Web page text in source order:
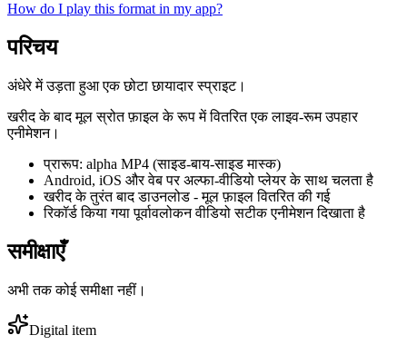
How do I play this format in my app?
परिचय
अंधेरे में उड़ता हुआ एक छोटा छायादार स्प्राइट।
खरीद के बाद मूल स्रोत फ़ाइल के रूप में वितरित एक लाइव-रूम उपहार
एनीमेशन।
प्रारूप: alpha MP4 (साइड-बाय-साइड मास्क)
Android, iOS और वेब पर अल्फा-वीडियो प्लेयर के साथ चलता है
खरीद के तुरंत बाद डाउनलोड - मूल फ़ाइल वितरित की गई
रिकॉर्ड किया गया पूर्वावलोकन वीडियो सटीक एनीमेशन दिखाता है
समीक्षाएँ
अभी तक कोई समीक्षा नहीं।
Digital item